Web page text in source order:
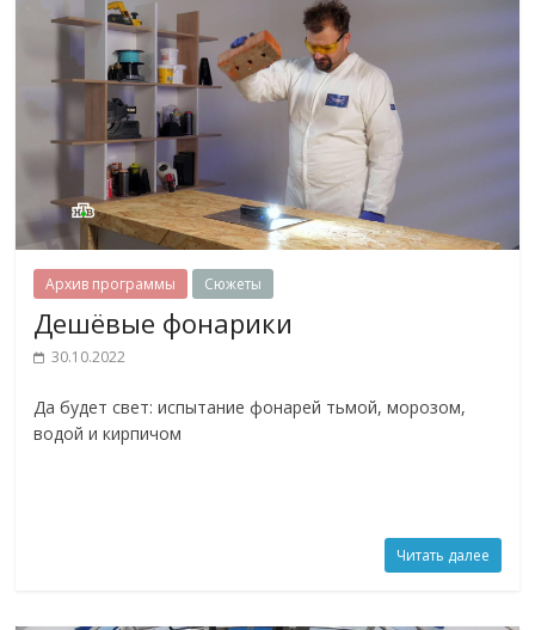
Архив программы Сюжеты
Дешёвые фонарики
30.10.2022
Да будет свет: испытание фонарей тьмой, морозом,
водой и кирпичом
Читать далее